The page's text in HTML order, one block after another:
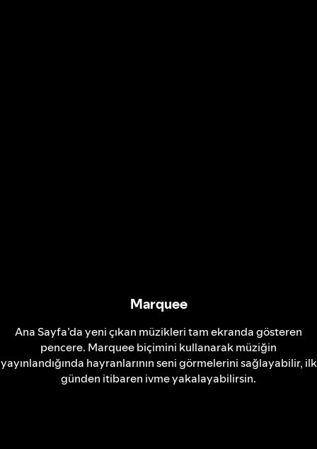
Marquee
Ana Sayfa’da yeni çıkan müzikleri tam ekranda gösteren
pencere. Marquee biçimini kullanarak müziğin
yayınlandığında hayranlarının seni görmelerini sağlayabilir, ilk
günden itibaren ivme yakalayabilirsin.